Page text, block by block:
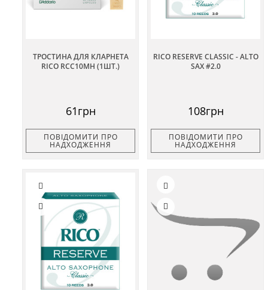
ТРОСТИНА ДЛЯ КЛАРНЕТА
RICO RCC10MH (1ШТ.)
61грн
ПОВІДОМИТИ ПРО
НАДХОДЖЕННЯ
RICO RESERVE CLASSIC - ALTO
SAX #2.0
108грн
ПОВІДОМИТИ ПРО
НАДХОДЖЕННЯ